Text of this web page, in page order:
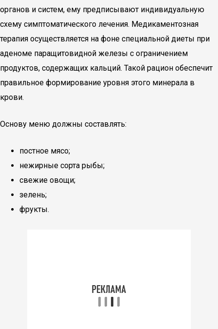
органов и систем, ему предписывают индивидуальную
схему симптоматического лечения. Медикаментозная
терапия осуществляется на фоне специальной диеты при
аденоме паращитовидной железы с ограничением
продуктов, содержащих кальций. Такой рацион обеспечит
правильное формирование уровня этого минерала в
крови.
Основу меню должны составлять:
постное мясо;
нежирные сорта рыбы;
свежие овощи;
зелень;
фрукты.